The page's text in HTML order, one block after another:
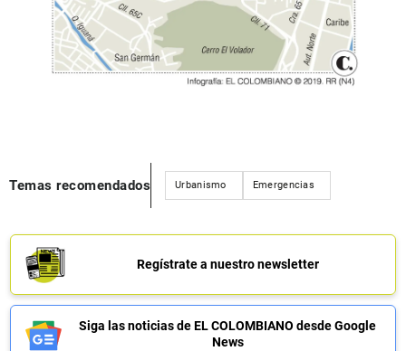
Temas recomendados Urbanismo Emergencias
Regístrate a nuestro newsletter
Siga las noticias de EL COLOMBIANO desde Google
News